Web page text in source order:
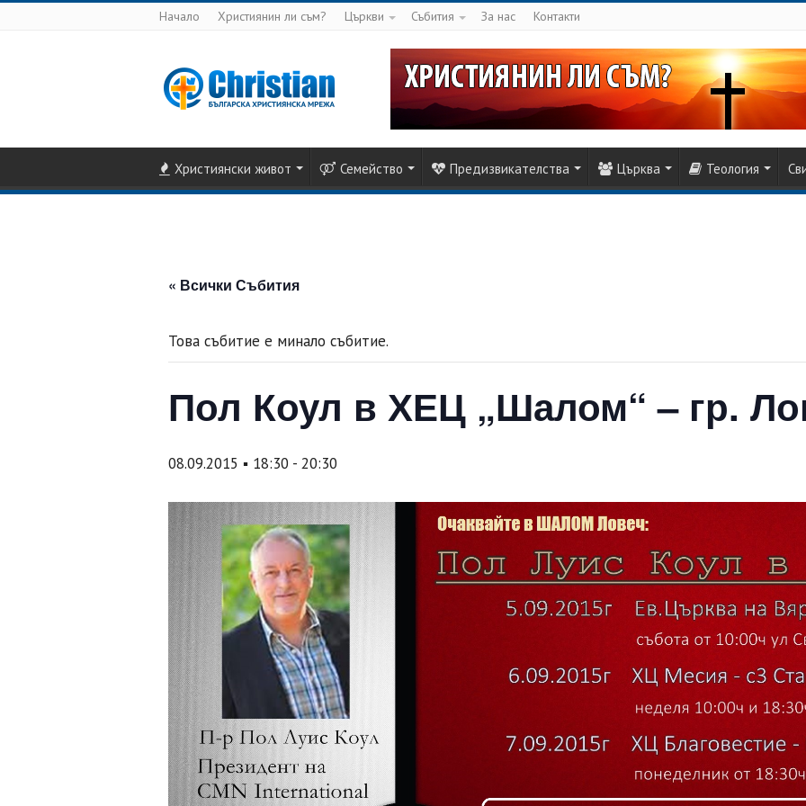
Начало Християнин ли съм? Църкви Събития За нас Контакти
Християнски живот Семейство Предизвикателства Църква Теология
« Всички Събития
Това събитие е минало събитие.
Пол Коул в ХЕЦ „Шалом“ – гр.
08.09.2015 ▪ 18:30 - 20:30